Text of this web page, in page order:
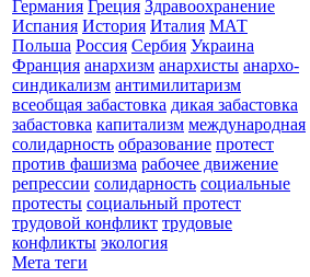
Германия Греция Здравоохранение
Испания История Италия МАТ
Польша Россия Сербия Украина
Франция анархизм анархисты анархо-
синдикализм антимилитаризм
всеобщая забастовка дикая забастовка
забастовка капитализм международная
солидарность образование протест
против фашизма рабочее движение
репрессии солидарность социальные
протесты социальный протест
трудовой конфликт трудовые
конфликты экология
Мета теги